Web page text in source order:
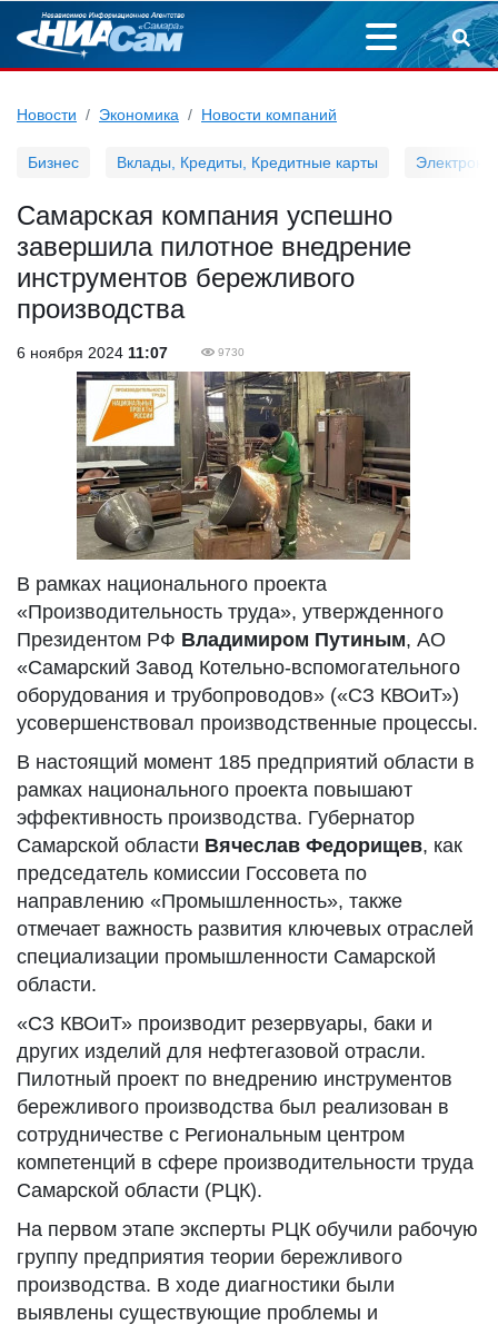
Новости Экономика Новости компаний
Бизнес Вклады, Кредиты, Кредитные карты
Самарская компания успешно
завершила пилотное внедрение
инструментов бережливого
производства
6 ноября 2024 11:07 9730
В рамках национального проекта
«Производительность труда», утвержденного
Президентом РФ Владимиром Путиным, АО
«Самарский Завод Котельно-вспомогательного
оборудования и трубопроводов» («СЗ КВОиТ»)
усовершенствовал производственные процессы.
В настоящий момент 185 предприятий области в
рамках национального проекта повышают
эффективность производства. Губернатор
Самарской области Вячеслав Федорищев, как
председатель комиссии Госсовета по
направлению «Промышленность», также
отмечает важность развития ключевых отраслей
специализации промышленности Самарской
области.
«СЗ КВОиТ» производит резервуары, баки и
других изделий для нефтегазовой отрасли.
Пилотный проект по внедрению инструментов
бережливого производства был реализован в
сотрудничестве с Региональным центром
компетенций в сфере производительности труда
Самарской области (РЦК).
На первом этапе эксперты РЦК обучили рабочую
группу предприятия теории бережливого
производства. В ходе диагностики были
выявлены существующие проблемы и